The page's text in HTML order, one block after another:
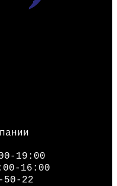
компании
19:00
16:00
50-22